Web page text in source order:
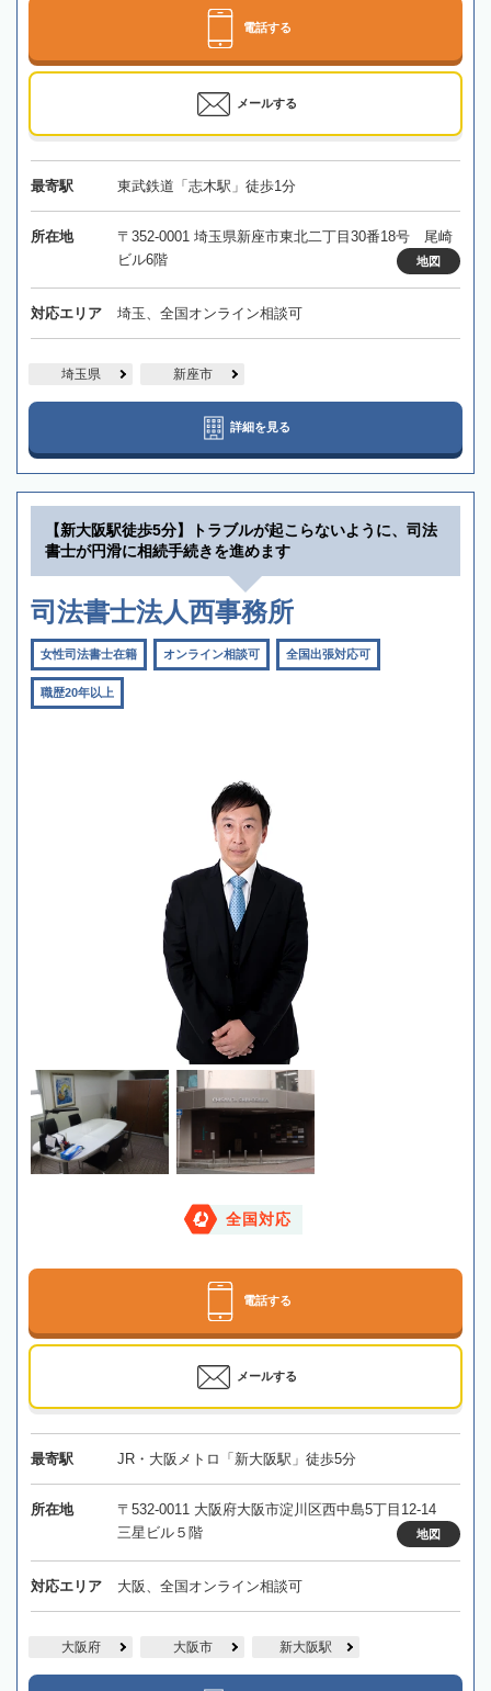
電話する
メールする
最寄駅 東武鉄道「志木駅」徒歩1分
所在地
〒352-0001 埼玉県新座市東北二丁目30番18号 尾崎
ビル6階
地図
対応エリア 埼玉、全国オンライン相談可
埼玉県 新座市
詳細を見る
【新大阪駅徒歩5分】トラブルが起こらないように、司法
書士が円滑に相続手続きを進めます
司法書士法人西事務所
女性司法書士在籍 オンライン相談可 全国出張対応可
職歴20年以上
全国対応
電話する
メールする
最寄駅 JR・大阪メトロ「新大阪駅」徒歩5分
所在地
〒532-0011 大阪府大阪市淀川区西中島5丁目12-14
三星ビル５階
地図
対応エリア 大阪、全国オンライン相談可
大阪府 大阪市 新大阪駅